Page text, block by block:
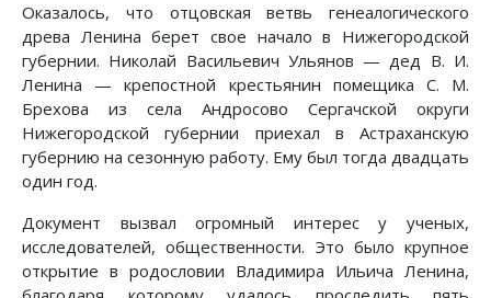
Оказалось, что отцовская ветвь генеалогического
древа Ленина берет свое начало в Нижегородской
губернии. Николай Васильевич Ульянов — дед В. И.
Ленина — крепостной крестьянин помещика С. М.
Брехова из села Андросово Сергачской округи
Нижегородской губернии приехал в Астраханскую
губернию на сезонную работу. Ему был тогда двадцать
один год.
Документ вызвал огромный интерес у ученых,
исследователей, общественности. Это было крупное
открытие в родословии Владимира Ильича Ленина,